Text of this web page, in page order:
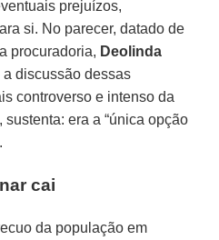
prejuízos,
si. No parecer, datado de
procuradoria, Deolinda
a discussão dessas
controverso e intenso da
sustenta: era a “única opção
cai
da população em